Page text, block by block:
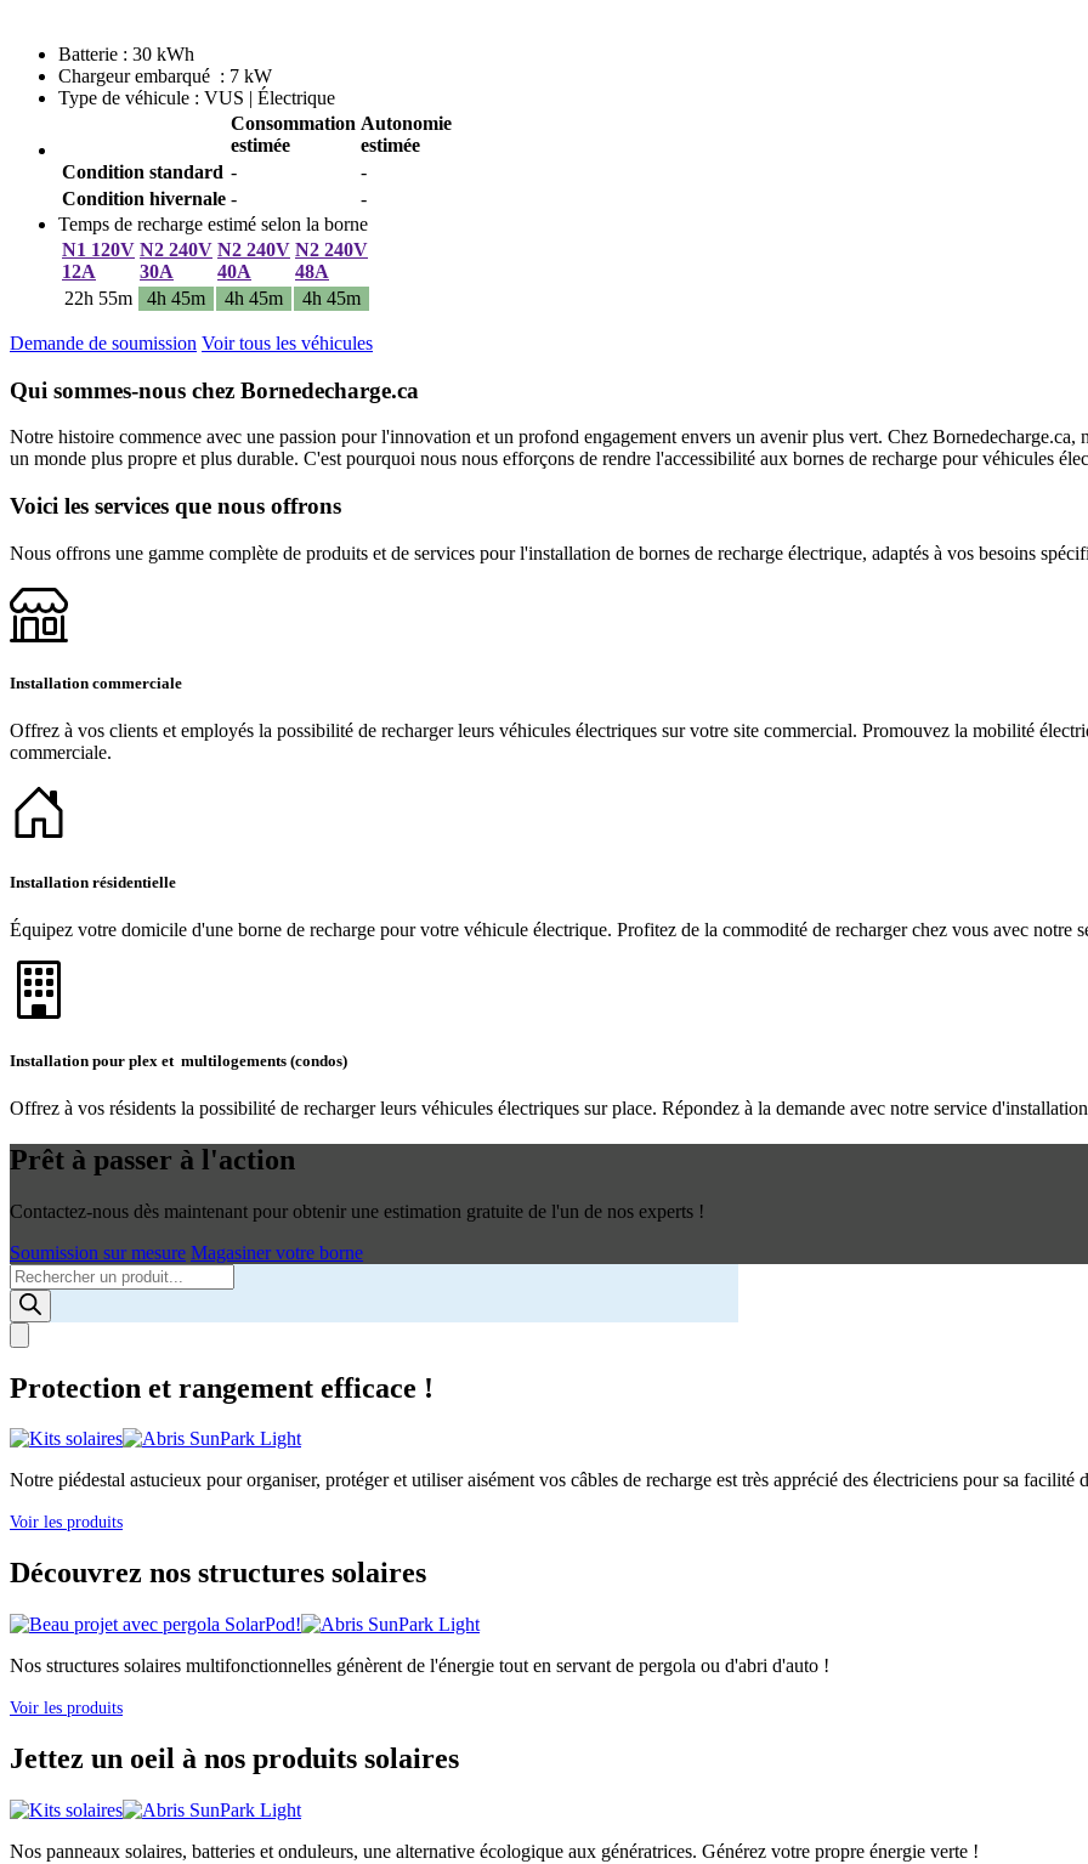
Batterie : 30 kWh
Chargeur embarqué : 7 kW
Type de véhicule : VUS | Électrique
Consommation
estimée
Autonomie
estimée
Condition standard -
-
Condition hivernale -
-
Temps de recharge estimé selon la borne
N1 120V
12A
N2 240V
30A
N2 240V
40A
N2 240V
48A
22h 55m
4h 45m 4h 45m 4h 45m
Demande de soumission Voir tous les véhicules
Qui sommes-nous chez Bornedecharge.ca
Notre histoire commence avec une passion pour l'innovation et un profond engagement envers un avenir plus vert. Chez
un monde plus propre et plus durable. C'est pourquoi nous nous efforçons de rendre l'accessibilité aux bornes de recharge pour véhicules
Voici les services que nous offrons
Nous offrons une gamme complète de produits et de services pour l'installation de bornes de recharge électrique, adaptés à vos besoins
Installation commerciale
Offrez à vos clients et employés la possibilité de recharger leurs véhicules électriques sur votre site commercial. Promouvez la mobilité
commerciale.
Installation résidentielle
Équipez votre domicile d'une borne de recharge pour votre véhicule électrique. Profitez de la commodité de recharger chez vous avec notre
Installation pour plex et multilogements (condos)
Offrez à vos résidents la possibilité de recharger leurs véhicules électriques sur place. Répondez à la demande avec notre service
Prêt à passer à l'action
Contactez-nous dès maintenant pour obtenir une estimation gratuite de l'un de nos experts !
Soumission sur mesure Magasiner votre borne
Products
search
Protection et rangement efficace !
Notre piédestal astucieux pour organiser, protéger et utiliser aisément vos câbles de recharge est très apprécié des électriciens pour sa facilité
Voir les produits
Découvrez nos structures solaires
Nos structures solaires multifonctionnelles génèrent de l'énergie tout en servant de pergola ou d'abri d'auto !
Voir les produits
Jettez un oeil à nos produits solaires
Nos panneaux solaires, batteries et onduleurs, une alternative écologique aux génératrices. Générez votre propre énergie verte !